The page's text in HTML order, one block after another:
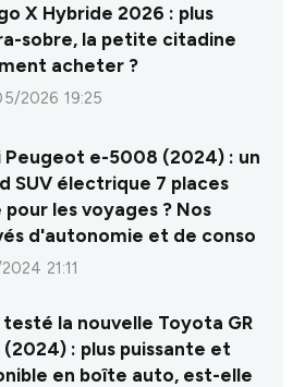
X Hybride 2026 : plus
sobre, la petite citadine
acheter ?
2026 19:25
Peugeot e-5008 (2024) : un
SUV électrique 7 places
pour les voyages ? Nos
d'autonomie et de conso
21:11
testé la nouvelle Toyota GR
(2024) : plus puissante et
en boîte auto, est-elle